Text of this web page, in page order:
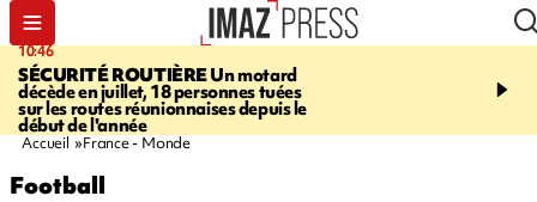
10:46
SÉCURITÉ ROUTIÈREUn motard
décède en juillet, 18 personnes tuées
sur les routes réunionnaises depuis le
début de l'année
13:49
mineurs - un courrier
Accueil France - Monde
Football